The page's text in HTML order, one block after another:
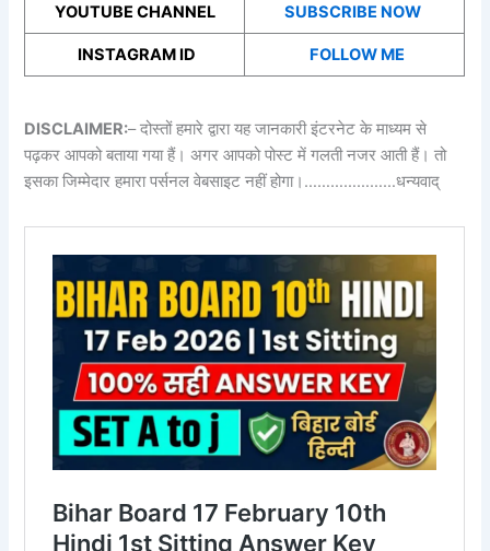
YOUTUBE CHANNEL SUBSCRIBE NOW
INSTAGRAM ID FOLLOW ME
DISCLAIMER:– दोस्तों हमारे द्वारा यह जानकारी इंटरनेट के माध्यम से
पढ़कर आपको बताया गया हैं। अगर आपको पोस्ट में गलती नजर आती हैं। तो
इसका जिम्मेदार हमारा पर्सनल वेबसाइट नहीं होगा।…………………धन्यवाद्